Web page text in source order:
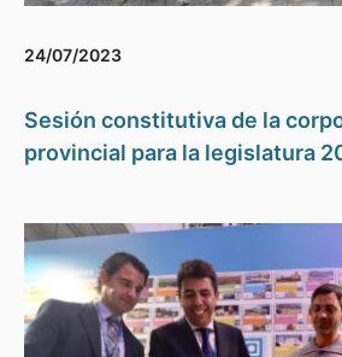
24/07/2023
Sesión constitutiva de la
provincial para la legislatura